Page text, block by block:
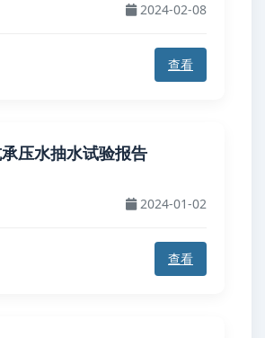
2024-02-08
查看
压水抽水试验报告
2024-01-02
查看